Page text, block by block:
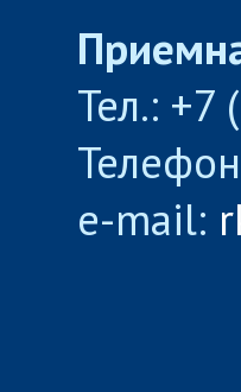
Тел.:
e-mail: